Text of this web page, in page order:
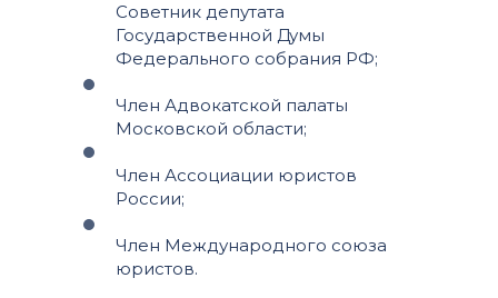
Советник депутата
Государственной Думы
Федерального собрания РФ;
Член Адвокатской палаты
Московской области;
Член Ассоциации юристов
России;
Член Международного союза
юристов.